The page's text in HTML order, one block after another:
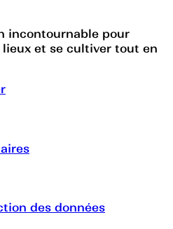
incontournable pour
et se cultiver tout en
des données